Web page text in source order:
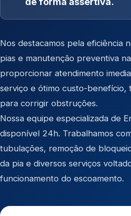
Nos destacamos pela eficiência
pias e manutenção preventiva
proporcionar atendimento
serviço e ótimo custo-benefício,
para corrigir obstruções.
Nossa equipe especializada de
disponível 24h. Trabalhamos
tubulações, remoção de
da pia e diversos serviços
funcionamento do escoamento.